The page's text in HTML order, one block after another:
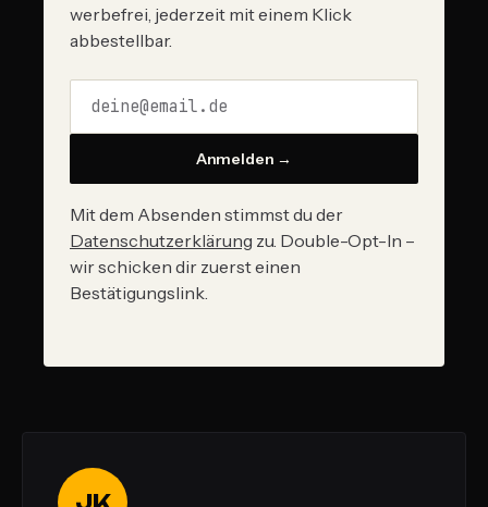
werbefrei, jederzeit mit einem Klick
abbestellbar.
Anmelden →
Mit dem Absenden stimmst du der
Datenschutzerklärung zu. Double-Opt-In –
wir schicken dir zuerst einen
Bestätigungslink.